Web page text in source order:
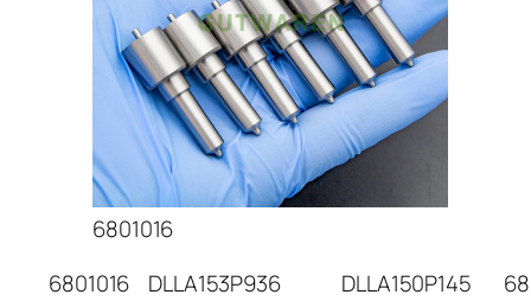
6801016
6801016
DLLA153P936 DLLA150P145